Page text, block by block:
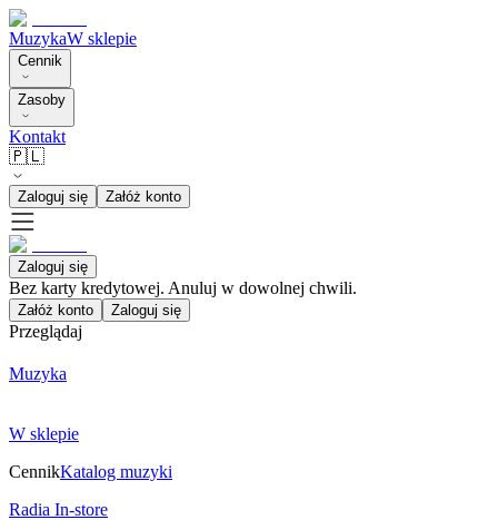
MuzykaW sklepie
Cennik
Zasoby
Kontakt
🇵🇱
Zaloguj się Załóż konto
Zaloguj się
Bez karty kredytowej. Anuluj w dowolnej chwili.
Załóż konto Zaloguj się
Przeglądaj
Muzyka
W sklepie
CennikKatalog muzyki
Radia In-store